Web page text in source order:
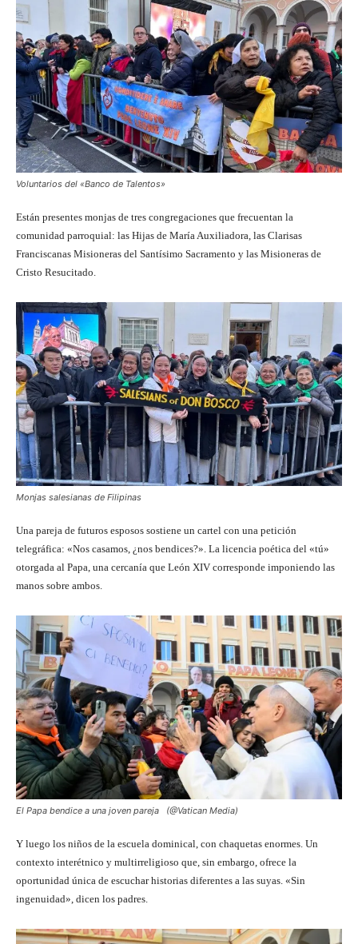
Voluntarios del «Banco de Talentos»
Están presentes monjas de tres congregaciones que frecuentan la
comunidad parroquial: las Hijas de María Auxiliadora, las Clarisas
Franciscanas Misioneras del Santísimo Sacramento y las Misioneras de
Cristo Resucitado.
Monjas salesianas de Filipinas
Una pareja de futuros esposos sostiene un cartel con una petición
telegráfica: «Nos casamos, ¿nos bendices?». La licencia poética del «tú»
otorgada al Papa, una cercanía que León XIV corresponde imponiendo las
manos sobre ambos.
El Papa bendice a una joven pareja (@Vatican Media)
Y luego los niños de la escuela dominical, con chaquetas enormes. Un
contexto interétnico y multirreligioso que, sin embargo, ofrece la
oportunidad única de escuchar historias diferentes a las suyas. «Sin
ingenuidad», dicen los padres.